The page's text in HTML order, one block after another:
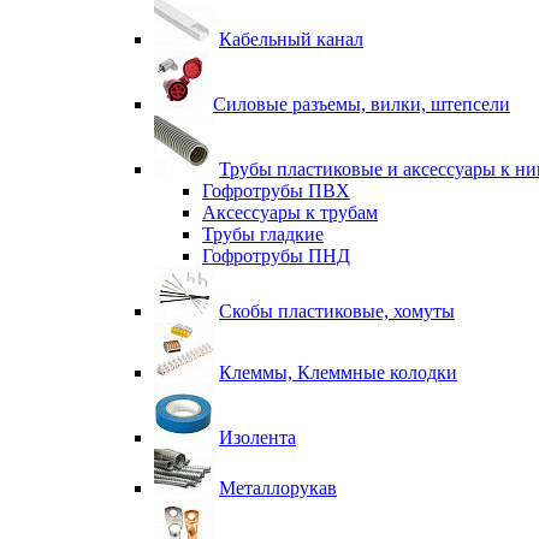
Кабельный канал
Силовые разъемы, вилки, штепсели
Трубы пластиковые и аксессуары к
Гофротрубы ПВХ
Аксессуары к трубам
Трубы гладкие
Гофротрубы ПНД
Скобы пластиковые, хомуты
Клеммы, Клеммные колодки
Изолента
Металлорукав